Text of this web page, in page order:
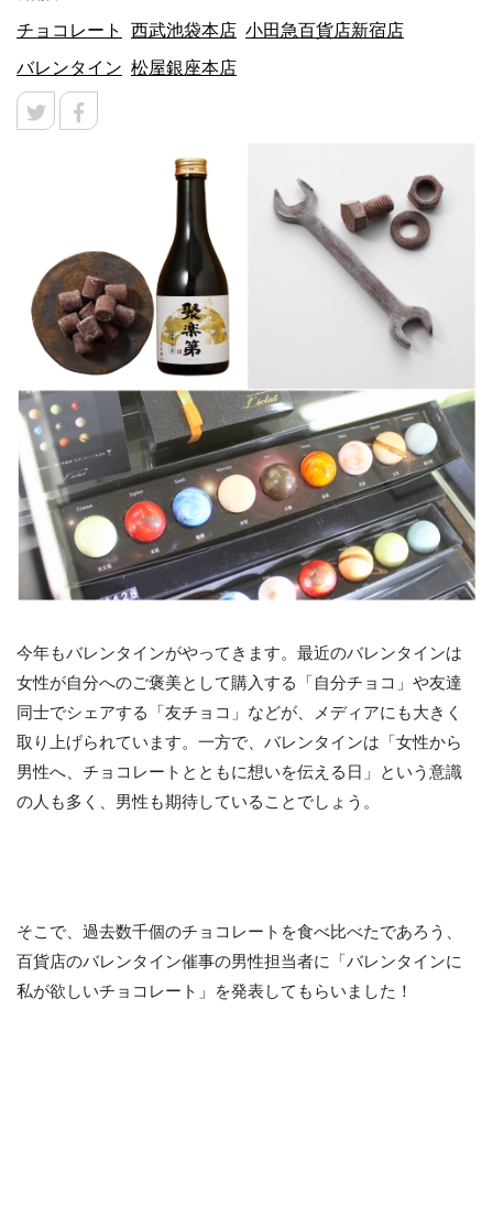
チョコレート 西武池袋本店 小田急百貨店新宿店
バレンタイン 松屋銀座本店
今年もバレンタインがやってきます。最近のバレンタインは
女性が自分へのご褒美として購入する「自分チョコ」や友達
同士でシェアする「友チョコ」などが、メディアにも大きく
取り上げられています。一方で、バレンタインは「女性から
男性へ、チョコレートとともに想いを伝える日」という意識
の人も多く、男性も期待していることでしょう。
そこで、過去数千個のチョコレートを食べ比べたであろう、
百貨店のバレンタイン催事の男性担当者に「バレンタインに
私が欲しいチョコレート」を発表してもらいました！